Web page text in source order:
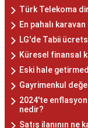
Türk Telekoma
En pahalı
LG'de Tabii
Küresel finansal
Eski hale
Gayrimenkul
2024'te
nedir?
Satış ilanının